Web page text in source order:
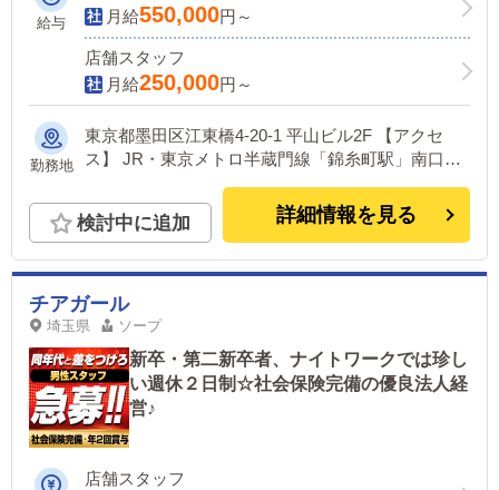
給与
月給550,000円～
店舗スタッフ
月給250,000円～
勤務地
東京都墨田区江東橋4-20-1 平山ビル2F 【アクセ
ス】 JR・東京メトロ半蔵門線「錦糸町駅」南口よ
検討中に追加 詳細情報を見る
チアガール
埼玉県 ソープ
新卒・第二新卒者、ナイトワークでは珍し
い週休２日制☆社会保険完備の優良法人経
営♪
店舗スタッフ